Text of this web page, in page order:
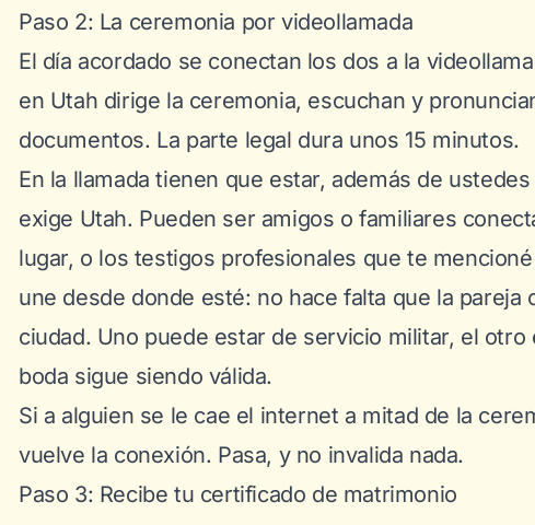
Paso 2: La ceremonia por videollamada
El día acordado se conectan los dos a la
en Utah dirige la ceremonia, escuchan y
documentos. La parte legal dura unos 15 minutos.
En la llamada tienen que estar, además de
exige Utah. Pueden ser amigos o familiares
lugar, o los testigos profesionales que te
une desde donde esté: no hace falta que la pareja
ciudad. Uno puede estar de servicio militar, el otro
boda sigue siendo válida.
Si a alguien se le cae el internet a mitad de la
vuelve la conexión. Pasa, y no invalida nada.
Paso 3: Recibe tu certificado de matrimonio